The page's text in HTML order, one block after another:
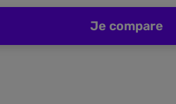
Je compare